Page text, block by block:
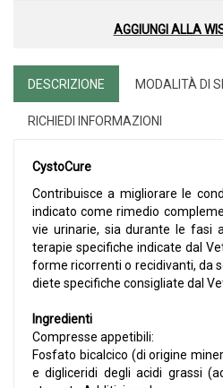
AGGIUNGI ALLA
DESCRIZIONE MODALITÀ DI
RICHIEDI INFORMAZIONI
CystoCure
Contribuisce a migliorare le
indicato come rimedio
vie urinarie, sia durante le fasi
terapie specifiche indicate dal
forme ricorrenti o recidivanti, da
diete specifiche consigliate dal
Ingredienti
Compresse appetibili:
Fosfato bicalcico (di origine
e digliceridi degli acidi grassi